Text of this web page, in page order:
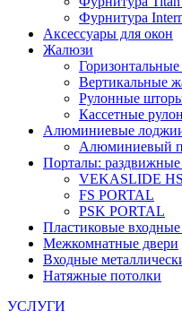
Фурнитура
Аксессуары для окон
Жалюзи
Вертикальные
Рулонные
Кассетные
Алюминиевые
Алюминиевый
Порталы: раздвижные
VEKASLIDE
FS PORTAL
PSK PORTAL
Пластиковые входные
Межкомнатные двери
Входные
Натяжные потолки
УСЛУГИ